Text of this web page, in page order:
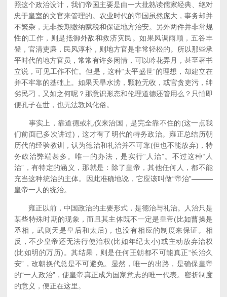
照这个政治设计，我们帝国主要是由一大批熟读儒家经典、绝对
忠于皇室的文官来管理的。农业时代的帝国虽然庞大，事务却并
不繁杂，无非按期缴纳赋税和保证地方治安。另外两件并非常规
性的工作，则是抵御外敌和救济灾民。如果风调雨顺，五谷丰
登，官清吏廉，民风淳朴，则地方官是非常轻松的。所以那些承
平时代的地方官员，常常有许多闲情，可以吟花弄月，甚至著书
立说，可见工作不忙。但是，这种“太平盛世”的理想，却建立在
并不牢靠的基础上。如果天旱水涝，颗粒无收，或官贪吏污，绅
劣民刁，又如之何呢？那意识形态和伦理道德还管用么？只怕即
便孔子在世，也无法敦风化俗。
事实上，靠道德或礼仪来治国，是完全靠不住的(这一点我
们前面已多次讲过)，这才有了明代的特务政治。雍正总结历朝
历代的经验教训，认为德治和礼治并不可靠(但也不能放弃)，特
务政治弊端甚多。唯一的办法，是实行“人治”。不过这种“人
治”，有特定的涵义，那就是：除了皇帝，其他任何人，都不能
充当这种统治的主体。因此准确地说，它应该叫做“帝治”———
皇帝一人的统治。
雍正以前，中国政治的主要形式，是德治与礼治。人治只是
某些特殊时期的现象，而且其主体既不一定是皇帝(比如曹操是
丞相，武则天是皇后和太后)，也没有相应的制度来保证。相
反，不少皇帝还无法行使治权(比如年纪太小)或主动放弃治权
(比如明的万历)。其结果，则是任何王朝都不可能真正“长治久
安”，改朝换代总是不可避免。显然，唯一的出路，是确保皇帝
的“一人政治”，使皇帝真正成为国家意志的唯一代表。密折制度
的意义，便正在这里。